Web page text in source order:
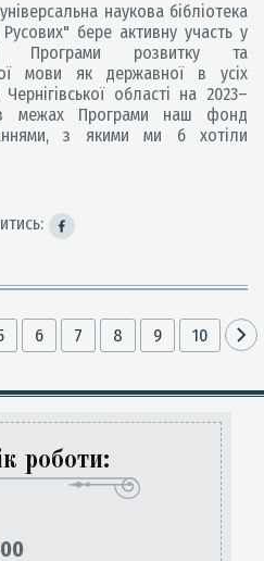
наукова бібліотека
бере активну участь у
Програми розвитку та
мови як державної в усіх
області на 2023–
межах Програми наш фонд
з якими ми б хотіли
6 7 8 9 10
роботи: